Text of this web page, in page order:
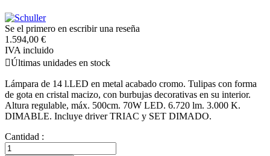
Se el primero en escribir una reseña
1.594,00 €
IVA incluido
Últimas unidades en stock
Lámpara de 14 l.LED en metal acabado cromo. Tulipas con forma
de gota en cristal macizo, con burbujas decorativas en su interior.
Altura regulable, máx. 500cm. 70W LED. 6.720 lm. 3.000 K.
DIMABLE. Incluye driver TRIAC y SET DIMADO.
Cantidad :